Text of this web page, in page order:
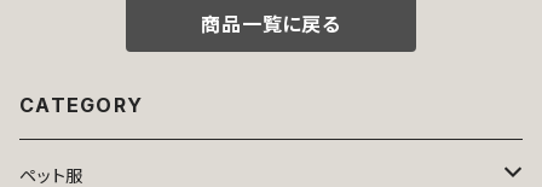
商品一覧に戻る
CATEGORY
ペット服